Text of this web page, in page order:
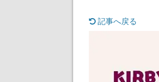
記事へ戻る